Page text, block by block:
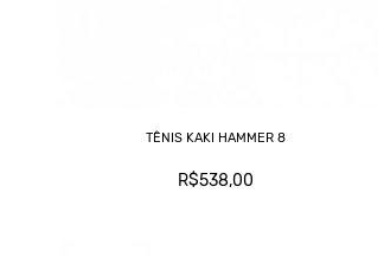
TÊNIS KAKI HAMMER 8
R$538,00